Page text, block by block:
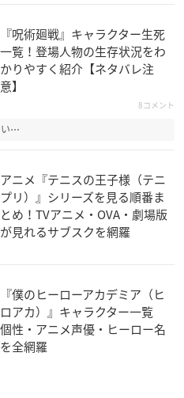
『呪術廻戦』キャラクター生死
一覧！登場人物の生存状況をわ
かりやすく紹介【ネタバレ注
意】
8コメント
い⋯
アニメ『テニスの王子様（テニ
プリ）』シリーズを見る順番ま
とめ！TVアニメ・OVA・劇場版
が見れるサブスクを網羅
『僕のヒーローアカデミア（ヒ
ロアカ）』キャラクター一覧
個性・アニメ声優・ヒーロー名
を全網羅